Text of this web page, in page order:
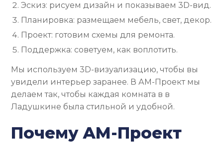
Эскиз: рисуем дизайн и показываем 3D-вид.
Планировка: размещаем мебель, свет, декор.
Проект: готовим схемы для ремонта.
Поддержка: советуем, как воплотить.
Мы используем 3D-визуализацию, чтобы вы
увидели интерьер заранее. В АМ-Проект мы
делаем так, чтобы каждая комната в в
Ладушкине была стильной и удобной.
Почему АМ-Проект